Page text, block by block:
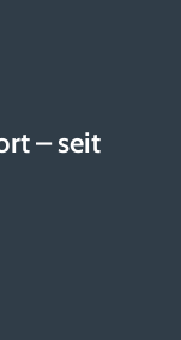
– seit